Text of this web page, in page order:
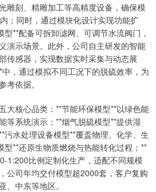
雕刻、精雕加工等高精度设备，确保模
；同时，通过模块化设计实现功能扩
**配备可拆卸滤网、可调节水流阀门，
演示场景。此外，公司自主研发的智能
传感器，实现数据实时采集与动态展
，通过模拟不同工况下的脱硫效率，为
考依据。
大核心品类：**节能环保模型**以绿色能
等系统演示；**烟气脱硫模型**提供湿
污水处理设备模型**覆盖物理、化学、生
型**还原生物质燃烧与热能转化过程；**
1:200比例定制化生产，适配不同规模
公司年均交付模型超2000套，客户复购
、中东等地区。